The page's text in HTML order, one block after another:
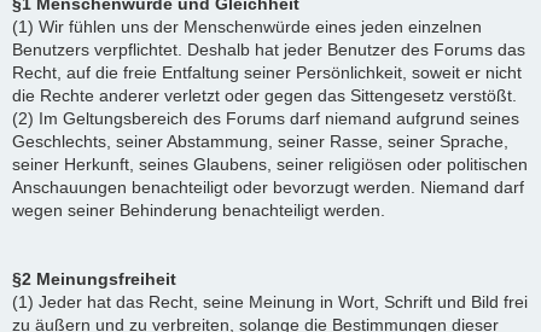
(1) Wir fühlen uns der Menschenwürde eines jeden einzelnen
Benutzers verpflichtet. Deshalb hat jeder Benutzer des Forums das
Recht, auf die freie Entfaltung seiner Persönlichkeit, soweit er nicht
die Rechte anderer verletzt oder gegen das Sittengesetz verstößt.
(2) Im Geltungsbereich des Forums darf niemand aufgrund seines
Geschlechts, seiner Abstammung, seiner Rasse, seiner Sprache,
seiner Herkunft, seines Glaubens, seiner religiösen oder politischen
Anschauungen benachteiligt oder bevorzugt werden. Niemand darf
wegen seiner Behinderung benachteiligt werden.
§2 Meinungsfreiheit
(1) Jeder hat das Recht, seine Meinung in Wort, Schrift und Bild frei
zu äußern und zu verbreiten, solange die Bestimmungen dieser